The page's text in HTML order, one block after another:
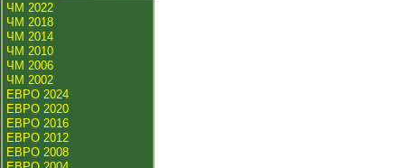
ЧМ 2022
ЧМ 2018
ЧМ 2014
ЧМ 2010
ЧМ 2006
ЧМ 2002
ЕВРО 2024
ЕВРО 2020
ЕВРО 2016
ЕВРО 2012
ЕВРО 2008